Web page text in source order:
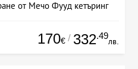
от Мечо Фууд кетъринг
170€ / 332.49
лв.